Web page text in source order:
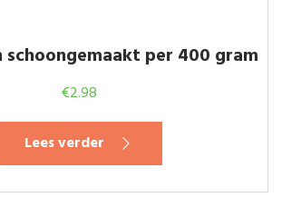
schoongemaakt per 400 gram
€2.98
Lees verder